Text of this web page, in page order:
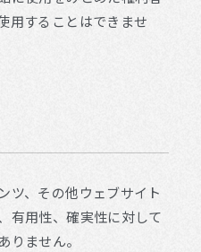
用することはできませ
ツ、その他ウェブサイト
有用性、確実性に対して
りません。